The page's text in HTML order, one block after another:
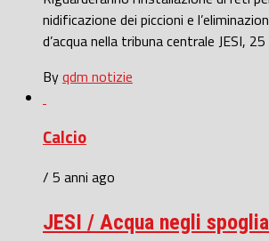
nidificazione dei piccioni e
d’acqua nella tribuna centrale JESI,
Byqdm notizie
Calcio
/ 5 anni ago
JESI / Acqua negli